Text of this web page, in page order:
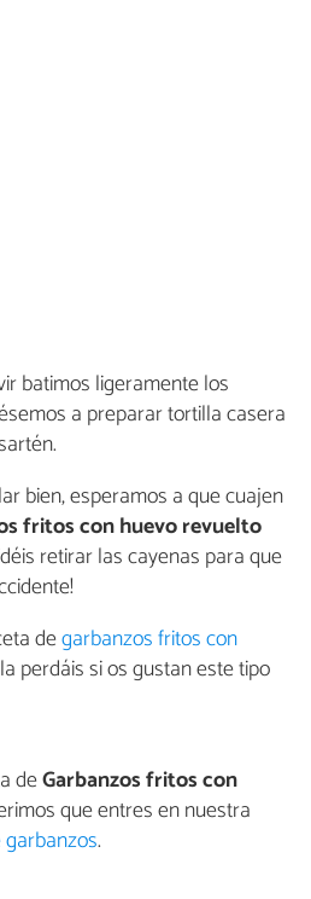
batimos ligeramente los
a preparar tortilla casera
bien, esperamos a que cuajen
fritos con huevo revuelto
retirar las cayenas para que
degarbanzos fritos con
perdáis si os gustan este tipo
deGarbanzos fritos con
que entres en nuestra
.